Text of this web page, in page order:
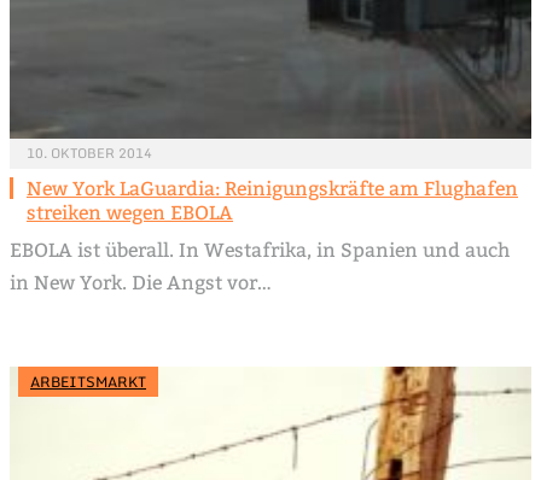
10. OKTOBER 2014
New York LaGuardia: Reinigungskräfte am Flughafen
streiken wegen EBOLA
EBOLA ist überall. In Westafrika, in Spanien und auch
in New York. Die Angst vor…
ARBEITSMARKT